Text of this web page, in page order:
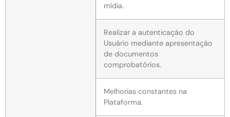
mídia.
Realizar a autenticação do
Usuário mediante apresentação
de documentos
comprobatórios.
Melhorias constantes na
Plataforma.